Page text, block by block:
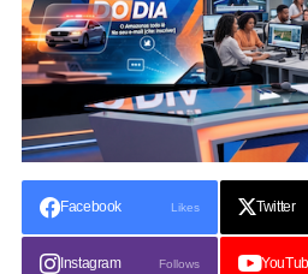
Facebook Likes Twitter
Instagram Follows